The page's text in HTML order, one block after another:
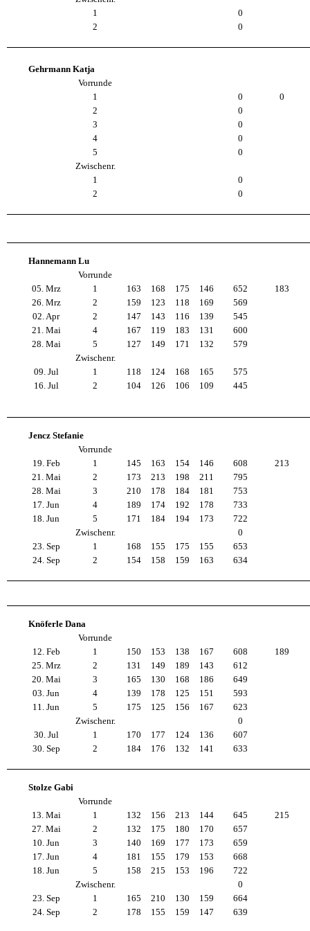
1
0
2
0
Gehrmann Katja
Vorrunde
1
0
0
2
0
3
0
4
0
5
0
Zwischenr.
1
0
2
0
Hannemann Lu
Vorrunde
05. Mrz
1 163 168 175 146 652
183
26. Mrz
2 159 123 118 169
569
02. Apr
2 147 143 116 139
545
21. Mai
4 167 119 183 131
600
28. Mai
5 127 149 171 132
579
Zwischenr.
09. Jul
1 118 124 168 165
575
16. Jul
2 104 126 106 109 445
Jencz Stefanie
Vorrunde
19. Feb
1 145 163 154 146 608
213
21. Mai
2 173 213 198 211
795
28. Mai
3 210 178 184 181
753
17. Jun
4 189 174 192 178
733
18. Jun
5 171 184 194 173
722
Zwischenr.
0
23. Sep
1 168 155 175 155
653
24. Sep
2 154 158 159 163 634
Knöferle Dana
Vorrunde
12. Feb
1 150 153 138 167 608
189
25. Mrz
2 131 149 189 143
612
20. Mai
3 165 130 168 186
649
03. Jun
4 139 178 125 151
593
11. Jun
5 175 125 156 167
623
Zwischenr.
0
30. Jul
1 170 177 124 136
607
30. Sep
2 184 176 132 141 633
Stolze Gabi
Vorrunde
13. Mai
1 132 156 213 144 645
215
27. Mai
2 132 175 180 170
657
10. Jun
3 140 169 177 173
659
17. Jun
4 181 155 179 153
668
18. Jun
5 158 215 153 196
722
Zwischenr.
0
23. Sep
1 165 210 130 159
664
24. Sep
2 178 155 159 147 639